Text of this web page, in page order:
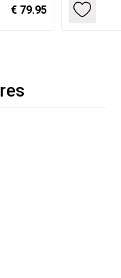
€ 79.95